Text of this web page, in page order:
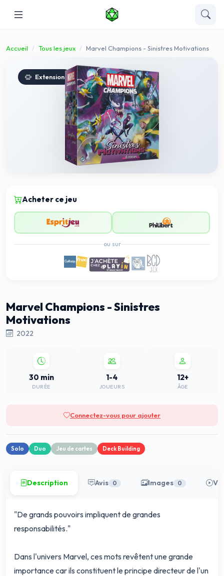
Accueil Tous les jeux Marvel Champions - Sinistres Motivations
Extension
Acheter ce jeu
ou sur
Marvel Champions - Sinistres
Motivations
2022
30 min
DURÉE
1-4
JOUEURS
12+
ÂGE
Connectez-vous pour ajouter
Solo Duo Jeu de cartes Deck Building
Description Avis 0 Images 0
"De grands pouvoirs impliquent de grandes
responsabilités."
Dans l'univers Marvel, ces mots revêtent une grande
importance car ils constituent le principe directeur de l'un